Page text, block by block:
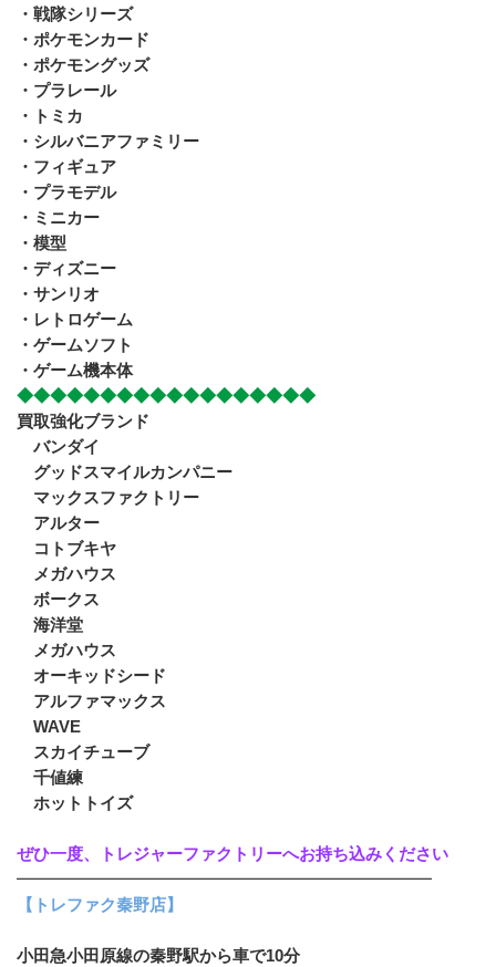
・戦隊シリーズ
・ポケモンカード
・ポケモングッズ
・プラレール
・トミカ
・シルバニアファミリー
・フィギュア
・プラモデル
・ミニカー
・模型
・ディズニー
・サンリオ
・レトロゲーム
・ゲームソフト
・ゲーム機本体
◆◆◆◆◆◆◆◆◆◆◆◆◆◆◆◆◆◆
買取強化ブランド
バンダイ
グッドスマイルカンパニー
マックスファクトリー
アルター
コトブキヤ
メガハウス
ボークス
海洋堂
メガハウス
オーキッドシード
アルファマックス
WAVE
スカイチューブ
千値練
ホットトイズ
ぜひ一度、トレジャーファクトリーへお持ち込みください
━━━━━━━━━━━━━━━━━━━━━━━━━
【トレファク秦野店】
小田急小田原線の秦野駅から車で10分